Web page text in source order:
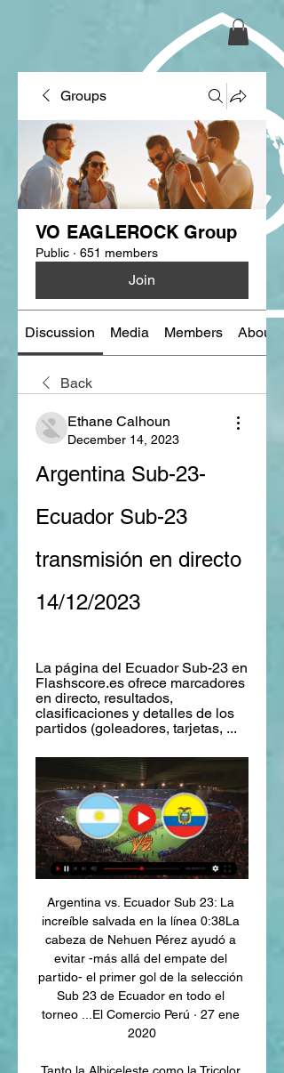
Groups
VO EAGLEROCK Group
Public · 651 members
Join
Discussion Media Members About
Back
Ethane Calhoun
December 14, 2023
Argentina Sub-23-
Ecuador Sub-23
transmisión en directo
14/12/2023
La página del Ecuador Sub-23 en
Flashscore.es ofrece marcadores
en directo, resultados,
clasificaciones y detalles de los
partidos (goleadores, tarjetas, ...
Argentina vs. Ecuador Sub 23: La
increíble salvada en la línea 0:38La
cabeza de Nehuen Pérez ayudó a
evitar -más allá del empate del
partido- el primer gol de la selección
Sub 23 de Ecuador en todo el
torneo ...El Comercio Perú · 27 ene
2020